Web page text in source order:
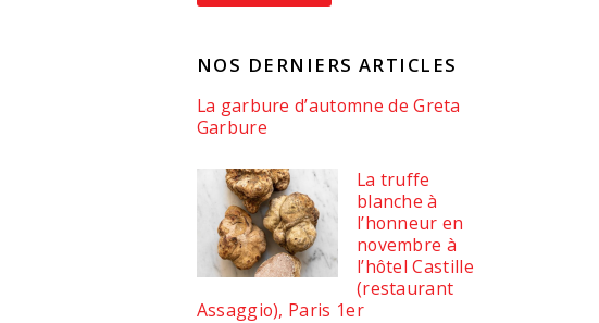
NOS DERNIERS ARTICLES
La garbure d’automne de Greta
Garbure
La truffe
blanche à
l’honneur en
novembre à
l’hôtel Castille
(restaurant
Assaggio), Paris 1er